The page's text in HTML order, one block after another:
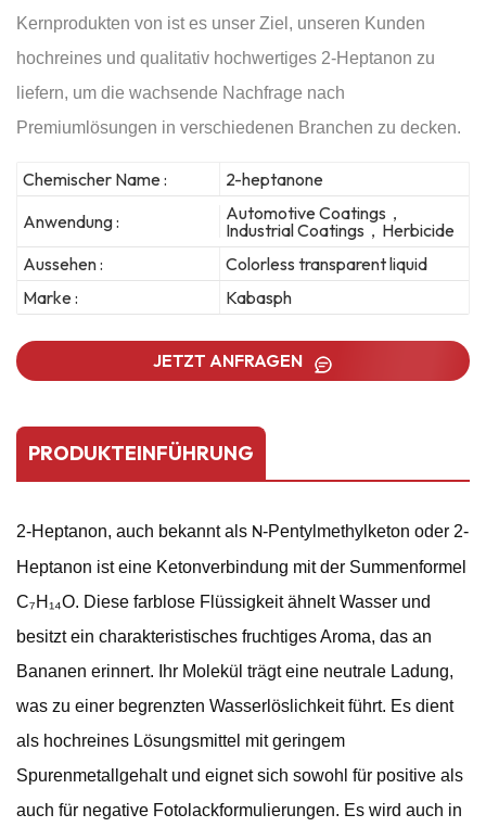
Kernprodukten von ist es unser Ziel, unseren Kunden
hochreines und qualitativ hochwertiges 2-Heptanon zu
liefern, um die wachsende Nachfrage nach
Premiumlösungen in verschiedenen Branchen zu decken.
Chemischer Name :
2-heptanone
Anwendung :
Automotive Coatings，
Industrial Coatings，Herbicide
Aussehen :
Colorless transparent liquid
Marke :
Kabasph
JETZT ANFRAGEN
PRODUKTEINFÜHRUNG
2-Heptanon, auch bekannt als N-Pentylmethylketon oder 2-
Heptanon ist eine Ketonverbindung mit der Summenformel
C₇H₁₄O. Diese farblose Flüssigkeit ähnelt Wasser und
besitzt ein charakteristisches fruchtiges Aroma, das an
Bananen erinnert. Ihr Molekül trägt eine neutrale Ladung,
was zu einer begrenzten Wasserlöslichkeit führt. Es dient
als hochreines Lösungsmittel mit geringem
Spurenmetallgehalt und eignet sich sowohl für positive als
auch für negative Fotolackformulierungen. Es wird auch in